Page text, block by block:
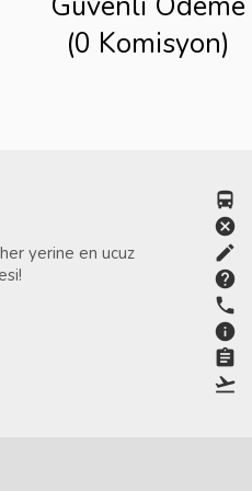
(0 Komisyon)
yerine en ucuz
directions_bus
cancel
edit
help
phone
info
assignment
flight_takeoff